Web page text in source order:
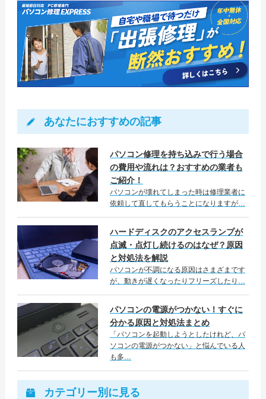
あなたにおすすめの記事
パソコン修理を持ち込みで行う場合
の費用や流れは？おすすめの業者も
ご紹介！
パソコンが壊れてしまった時は修理業者に
依頼して直してもらうことになりますが…
ハードディスクのアクセスランプが
点滅・点灯し続けるのはなぜ？原因
と対処法を解説
パソコンが不調になる原因はさまざまです
が、動きが遅くなったりフリーズしたり…
パソコンの電源がつかない！すぐに
分かる原因と対処法まとめ
「パソコンを起動しようとしたけれど、パ
ソコンの電源がつかない」と悩んでいる人
も多…
カテゴリー別に見る